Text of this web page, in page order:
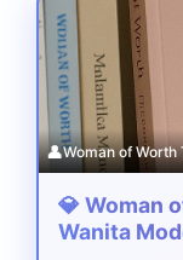
👤Woman of Worth
💎 Woman
Wanita